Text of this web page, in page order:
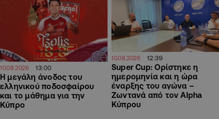
10.08.2026 13:00
Η μεγάλη άνοδος του
ελληνικού ποδοσφαίρου
και το μάθημα για την
Κύπρο
10.08.2026 12:39
Super Cup: Ορίστηκε η
ημερομηνία και η ώρα
έναρξης του αγώνα –
Ζωντανά από τον Alpha
Κύπρου